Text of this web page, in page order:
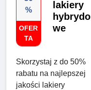
%
OFER
TA
lakiery
hybrydo
we
Skorzystaj z do 50%
rabatu na najlepszej
jakości lakiery